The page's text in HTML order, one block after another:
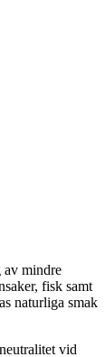
mindre
fisk samt
naturliga smak
vid